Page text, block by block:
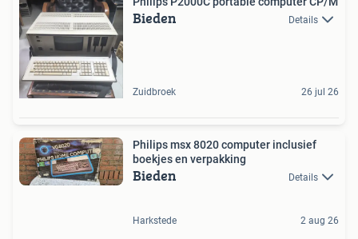
Bieden Details
Zuidbroek 26 jul 26
Philips msx 8020 computer inclusief
boekjes en verpakking
Bieden Details
Harkstede 2 aug 26